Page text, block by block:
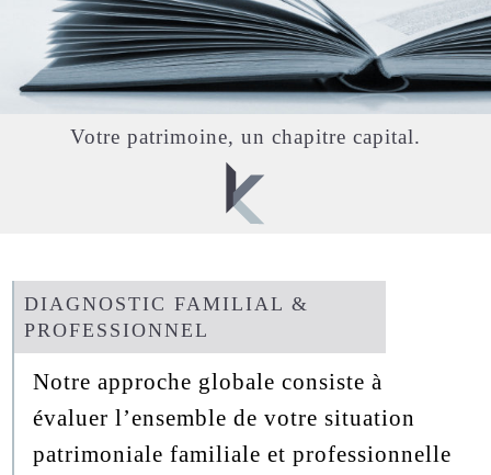
INVESTISSEMENT
RESPONSABLE
NOUS
CONTACTER
DES
DONNÉES
INFORMATIONS
LÉGALES
Votre patrimoine, un chapitre capital.
DIAGNOSTIC FAMILIAL &
PROFESSIONNEL
Notre approche globale consiste à
évaluer l’ensemble de votre situation
patrimoniale familiale et professionnelle